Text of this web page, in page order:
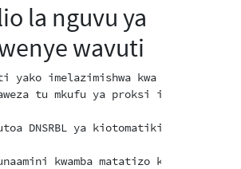
la nguvu ya
wavuti
yako imelazimishwa kwa ukatili.
tu mkufu ya proksi iliyo wazi
DNSRBL ya kiotomatiki
kwamba matatizo kama haya